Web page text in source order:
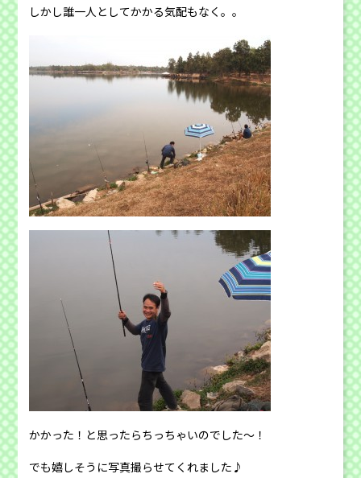
しかし誰一人としてかかる気配もなく。。
かかった！と思ったらちっちゃいのでした〜！
でも嬉しそうに写真撮らせてくれました♪